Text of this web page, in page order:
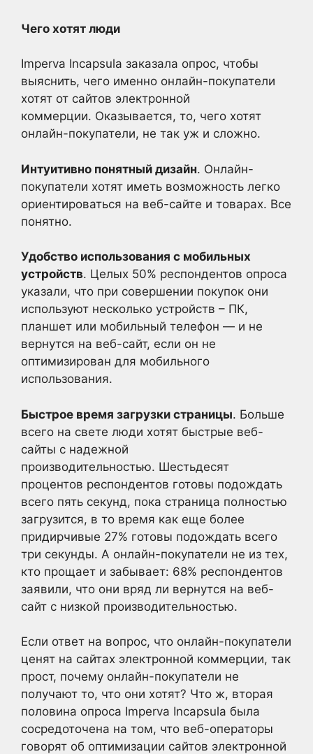
Чего хотят люди
Imperva Incapsula заказала опрос, чтобы
выяснить, чего именно онлайн-покупатели
хотят от сайтов электронной
коммерции. Оказывается, то, чего хотят
онлайн-покупатели, не так уж и сложно.
Интуитивно понятный дизайн. Онлайн-
покупатели хотят иметь возможность легко
ориентироваться на веб-сайте и товарах. Все
понятно.
Удобство использования с мобильных
устройств. Целых 50% респондентов опроса
указали, что при совершении покупок они
используют несколько устройств – ПК,
планшет или мобильный телефон — и не
вернутся на веб-сайт, если он не
оптимизирован для мобильного
использования.
Быстрое время загрузки страницы. Больше
всего на свете люди хотят быстрые веб-
сайты с надежной
производительностью. Шестьдесят
процентов респондентов готовы подождать
всего пять секунд, пока страница полностью
загрузится, в то время как еще более
придирчивые 27% готовы подождать всего
три секунды. А онлайн-покупатели не из тех,
кто прощает и забывает: 68% респондентов
заявили, что они вряд ли вернутся на веб-
сайт с низкой производительностью.
Если ответ на вопрос, что онлайн-покупатели
ценят на сайтах электронной коммерции, так
прост, почему онлайн-покупатели не
получают то, что они хотят? Что ж, вторая
половина опроса Imperva Incapsula была
сосредоточена на том, что веб-операторы
говорят об оптимизации сайтов электронной